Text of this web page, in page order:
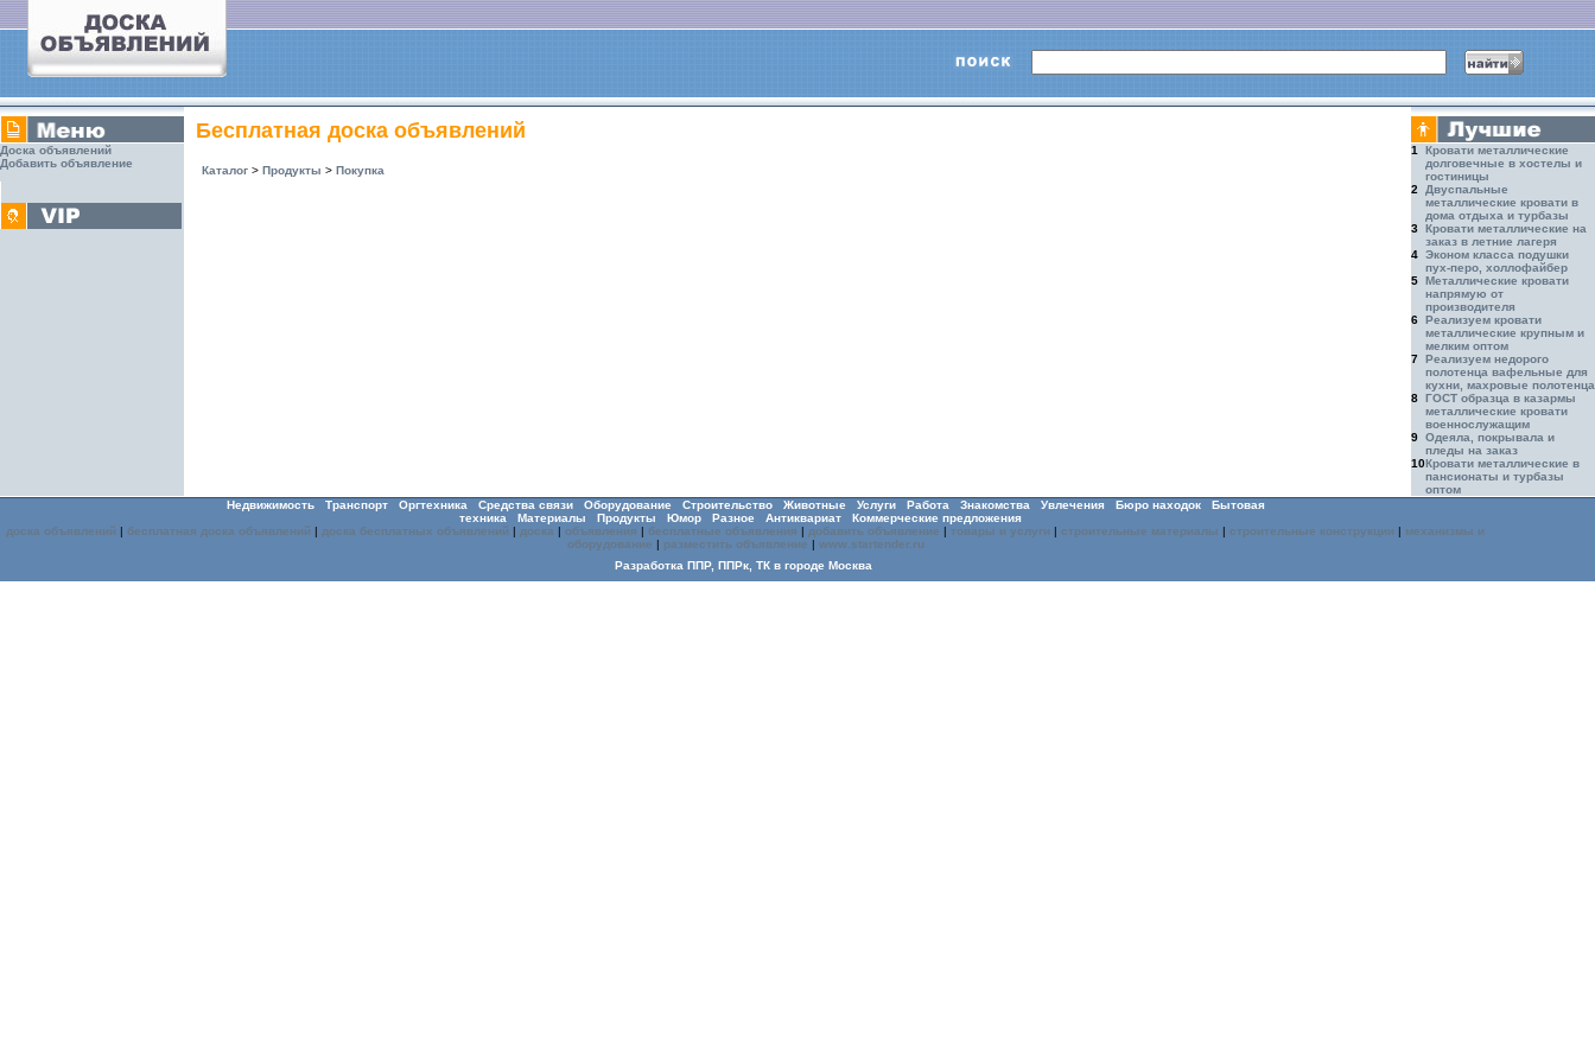
Доска объявлений
Добавить объявление
Бесплатная доска объявлений
Каталог > Продукты > Покупка
1
Кровати металлические
долговечные в хостелы и
гостиницы
2
Двуспальные
металлические кровати в
дома отдыха и турбазы
3 Кровати металлические на
заказ в летние лагеря
4 Эконом класса подушки
пух-перо, холлофайбер
5 Металлические кровати
напрямую от
производителя
6 Реализуем кровати
металлические крупным и
мелким оптом
7 Реализуем недорого
полотенца вафельные для
кухни, махровые полотенца
8 ГОСТ образца в казармы
металлические кровати
военнослужащим
9 Одеяла, покрывала и
пледы на заказ
10Кровати металлические в
пансионаты и турбазы
оптом
Недвижимость
Транспорт Оргтехника Средства связи Оборудование Строительство Животные Услуги Работа Знакомства Увлечения Бюро находок
Бытовая
техника
Материалы Продукты Юмор Разное Антиквариат
Коммерческие предложения
доска объявлений | бесплатная доска объявлений | доска бесплатных объявлений | доска | объявления | бесплатные объявления | добавить объявление | товары и услуги | строительные материалы | строительные конструкции | механизмы и
оборудование | разместить объявление | www.startender.ru
Разработка ППР, ППРк, ТК в городе Москва